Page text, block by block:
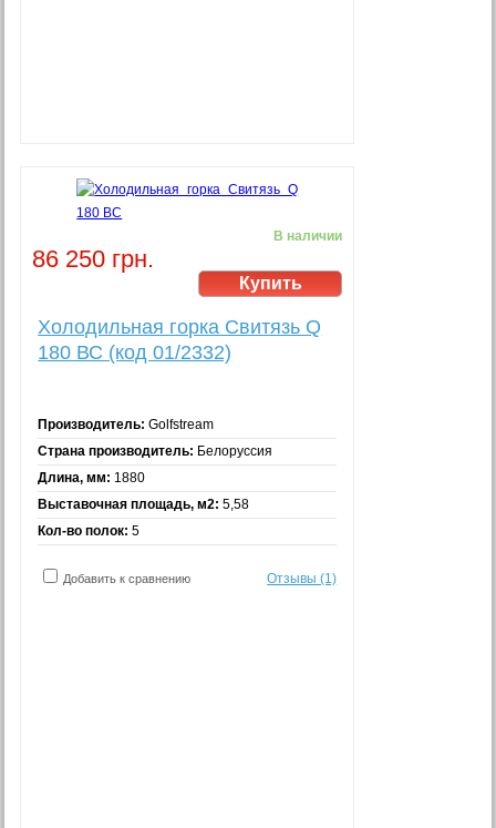
86 250 грн.
В наличии
Холодильная горка Свитязь Q
180 ВС (код 01/2332)
Производитель: Golfstream
Страна производитель: Белоруссия
Длина, мм: 1880
Выставочная площадь, м2: 5,58
Кол-во полок: 5
Добавить к сравнению Отзывы (1)